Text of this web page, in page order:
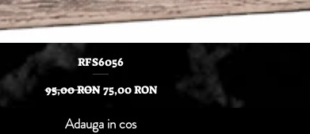
Afișare rapidă
RFS6056
Preț normal
95,00 RON Preț redus
75,00 RON
Adauga in cos